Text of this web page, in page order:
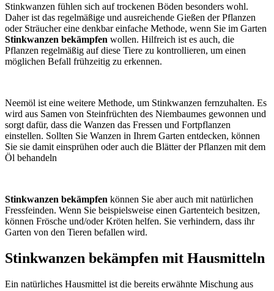
Stinkwanzen fühlen sich auf trockenen Böden besonders wohl.
Daher ist das regelmäßige und ausreichende Gießen der Pflanzen
oder Sträucher eine denkbar einfache Methode, wenn Sie im Garten
Stinkwanzen bekämpfen wollen. Hilfreich ist es auch, die
Pflanzen regelmäßig auf diese Tiere zu kontrollieren, um einen
möglichen Befall frühzeitig zu erkennen.
Neemöl ist eine weitere Methode, um Stinkwanzen fernzuhalten. Es
wird aus Samen von Steinfrüchten des Niembaumes gewonnen und
sorgt dafür, dass die Wanzen das Fressen und Fortpflanzen
einstellen. Sollten Sie Wanzen in Ihrem Garten entdecken, können
Sie sie damit einsprühen oder auch die Blätter der Pflanzen mit dem
Öl behandeln
Stinkwanzen bekämpfen können Sie aber auch mit natürlichen
Fressfeinden. Wenn Sie beispielsweise einen Gartenteich besitzen,
können Frösche und/oder Kröten helfen. Sie verhindern, dass ihr
Garten von den Tieren befallen wird.
Stinkwanzen bekämpfen mit Hausmitteln
Ein natürliches Hausmittel ist die bereits erwähnte Mischung aus